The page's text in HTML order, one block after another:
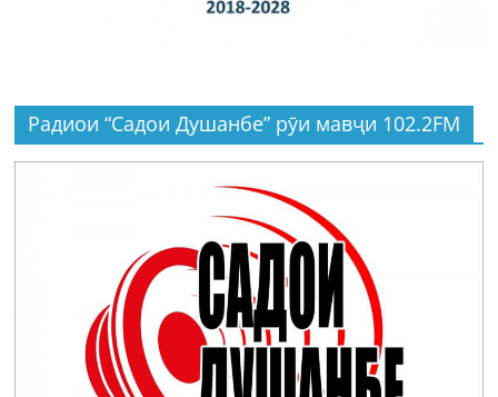
Радиои “Садои Душанбе” рӯи мавҷи 102.2FM